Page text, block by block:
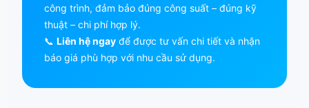
công trình, đảm bảo đúng công suất – đúng kỹ
thuật – chi phí hợp lý.
📞 Liên hệ ngay để được tư vấn chi tiết và nhận
báo giá phù hợp với nhu cầu sử dụng.